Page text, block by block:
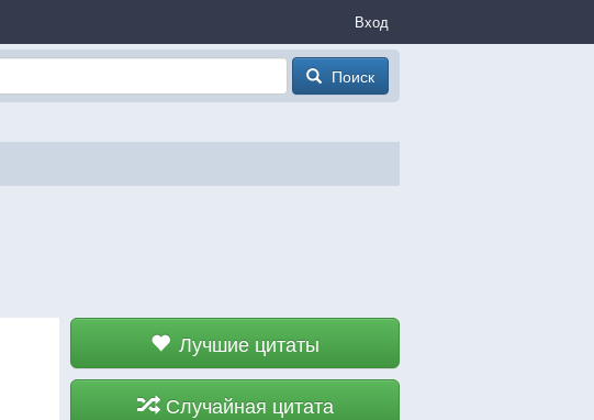
Вход
Поиск
Лучшие цитаты
Случайная цитата